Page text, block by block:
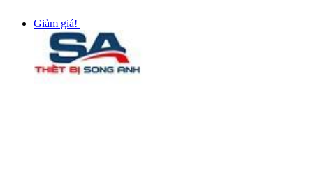
Giảm giá!